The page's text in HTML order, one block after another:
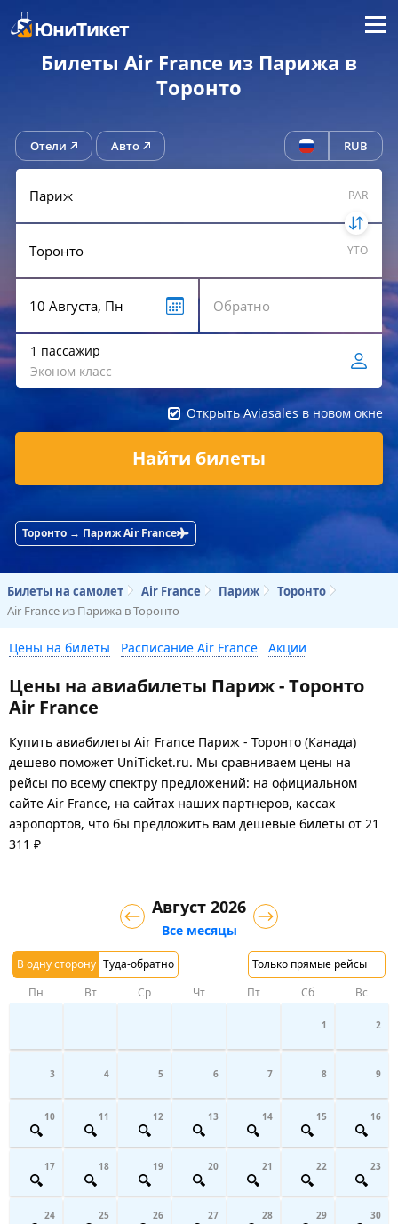
ЮниТикет Меню
Билеты Air France из Парижа в
Торонто
Отели Авто RUB
PAR
YTO
1 пассажир
Эконом класс
Открыть Aviasales в новом окне
Найти билеты
Торонто → Париж Air France
Билеты на самолет Air France Париж
Торонто
Air France из Парижа в Торонто
Цены на билеты Расписание Air France Акции
Цены на авиабилеты Париж - Торонто
Air France
Купить авиабилеты Air France Париж - Торонто (Канада)
дешево поможет UniTicket.ru. Мы сравниваем цены на
рейсы по всему спектру предложений: на официальном
сайте Air France, на сайтах наших партнеров, кассах
аэропортов, что бы предложить вам дешевые билеты от 21
311 ₽
В одну сторону Туда-обратно Только прямые рейсы
Август 2026
Все месяцы
Пн Вт Ср Чт Пт Сб Вс
1 2
3 4 5 6 7 8 9
10 11 12 13 14 15 16
17 18 19 20 21 22 23
24 25 26 27 28 29 30